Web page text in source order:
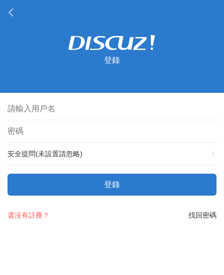
登錄
安全提問(未設置請忽略)
登錄
找回密碼
還沒有註冊？